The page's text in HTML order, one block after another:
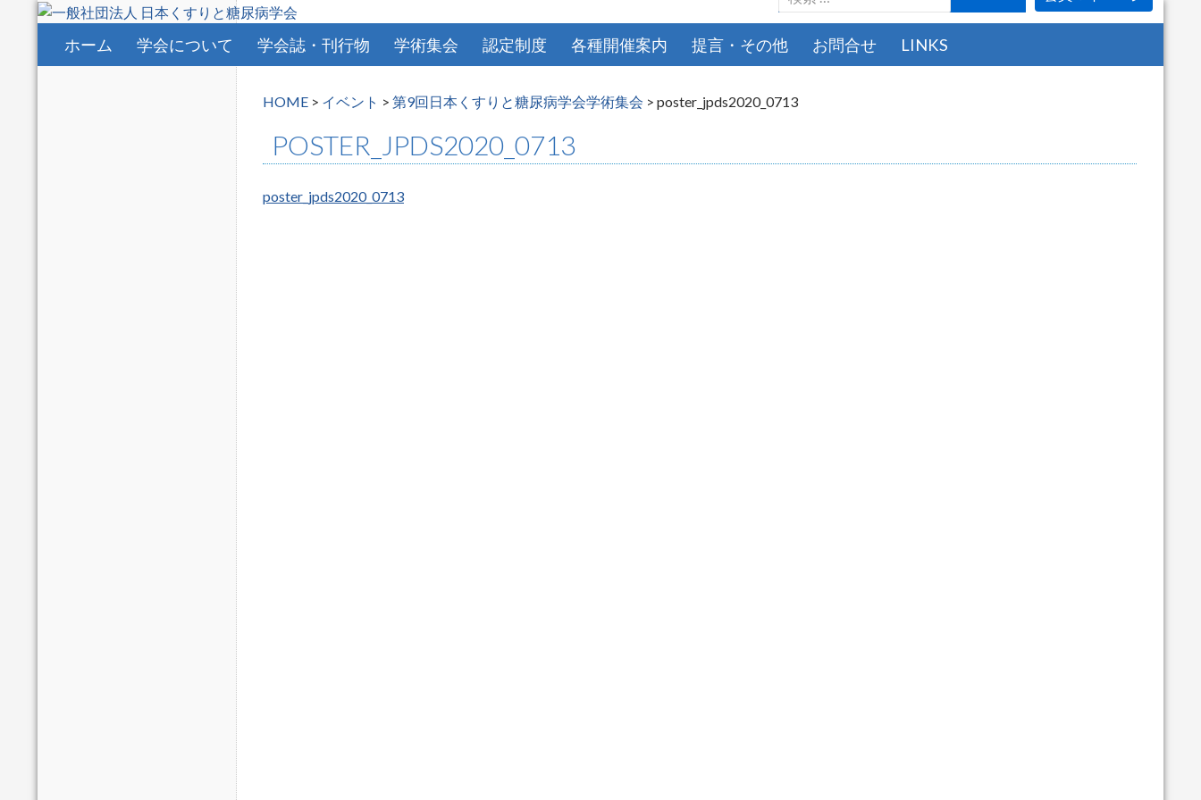
索:
コンテンツへスキップ
ホーム 学会について 学会誌・刊行物 学術集会 認定制度 各種開催案内 提言・その他 お問合せ LINKS
HOME > イベント > 第9回日本くすりと糖尿病学会学術集会 > poster_jpds2020_0713
POSTER_JPDS2020_0713
poster_jpds2020_0713